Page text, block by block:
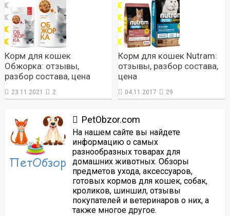
Корм для кошек
Обжорка: отзывы,
разбор состава, цена
23.11.2021 2
Корм для кошек Nutram:
отзывы, разбор состава,
цена
04.11.2017 29
PetObzor.com
На нашем сайте вы найдете
информацию о самых
разнообразных товарах для
домашних животных. Обзоры
предметов ухода, аксессуаров,
готовых кормов для кошек, собак,
кроликов, шиншил, отзывы
покупателей и ветеринаров о них, а
также многое другое.